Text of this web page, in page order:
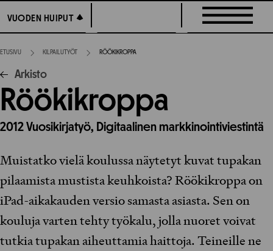
Siirry
suoraan
sisältöön
VUODEN HUIPUT
VUODEN HUIPUT
ETUSIVU KILPAILUTYÖT RÖÖKIKROPPA
Arkisto
Röökikroppa
2012Vuosikirjatyö, Digitaalinen markkinointiviestintä
Muistatko vielä koulussa näytetyt kuvat tupakan
pilaamista mustista keuhkoista? Röökikroppa on
iPad-aikakauden versio samasta asiasta. Sen on
kouluja varten tehty työkalu, jolla nuoret voivat
tutkia tupakan aiheuttamia haittoja. Teineille ne